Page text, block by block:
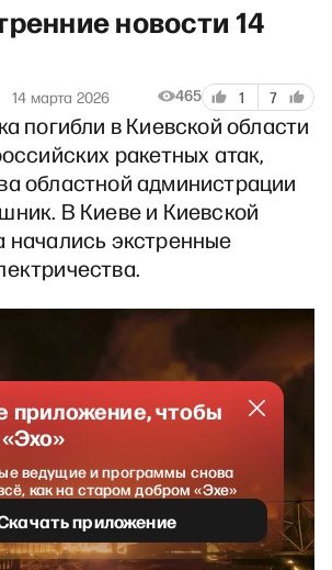
новости 14
14 марта 2026 465 1 7
погибли в Киевской области
ракетных атак,
областной администрации
В Киеве и Киевской
начались экстренные
приложение, чтобы
ведущие и программы снова
как на старом добром «Эхе»
приложение